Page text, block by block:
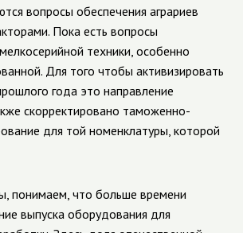
вопросы обеспечения аграриев
Пока есть вопросы
техники, особенно
Для того чтобы активизировать
года это направление
скорректировано таможенно-
для той номенклатуры, которой
понимаем, что больше времени
выпуска оборудования для